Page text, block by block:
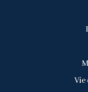
Vie